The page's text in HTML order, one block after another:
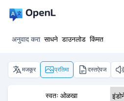
अनुवाद करा साधने डाउनलोड किंमत
मजकूर प्रतिमा दस्तऐवज
स्वतः ओळखा